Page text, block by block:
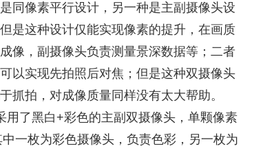
同像素平行设计，另一种是主副摄像头设
是这种设计仅能实现像素的提升，在画质
像，副摄像头负责测量景深数据等；二者
以实现先拍照后对焦；但是这种双摄像头
抓拍，对成像质量同样没有太大帮助。
了黑白+彩色的主副双摄像头，单颗像素
一枚为彩色摄像头，负责色彩，另一枚为